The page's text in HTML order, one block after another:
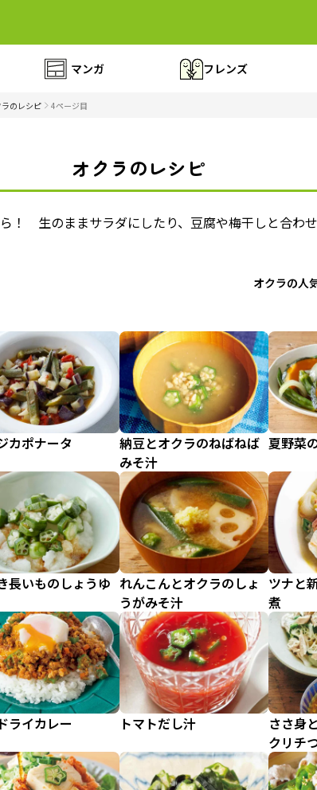
マンガ フレンズ
のレシピ 4ページ目
オクラのレシピ
！ 生のままサラダにしたり、豆腐や梅干しと合わ
オクラの人
カポナータ
納豆とオクラのねばねば
みそ汁
夏野菜
長いものしょうゆ れんこんとオクラのしょ
うがみそ汁
ツナと
煮
ライカレー トマトだし汁
ささ身
クリチ